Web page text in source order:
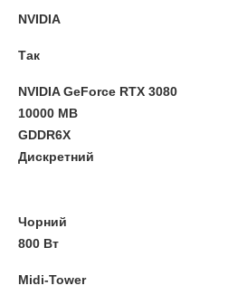
NVIDIA
Так
NVIDIA GeForce RTX 3080
10000 MB
GDDR6X
Дискретний
Чорний
800 Вт
Midi-Tower